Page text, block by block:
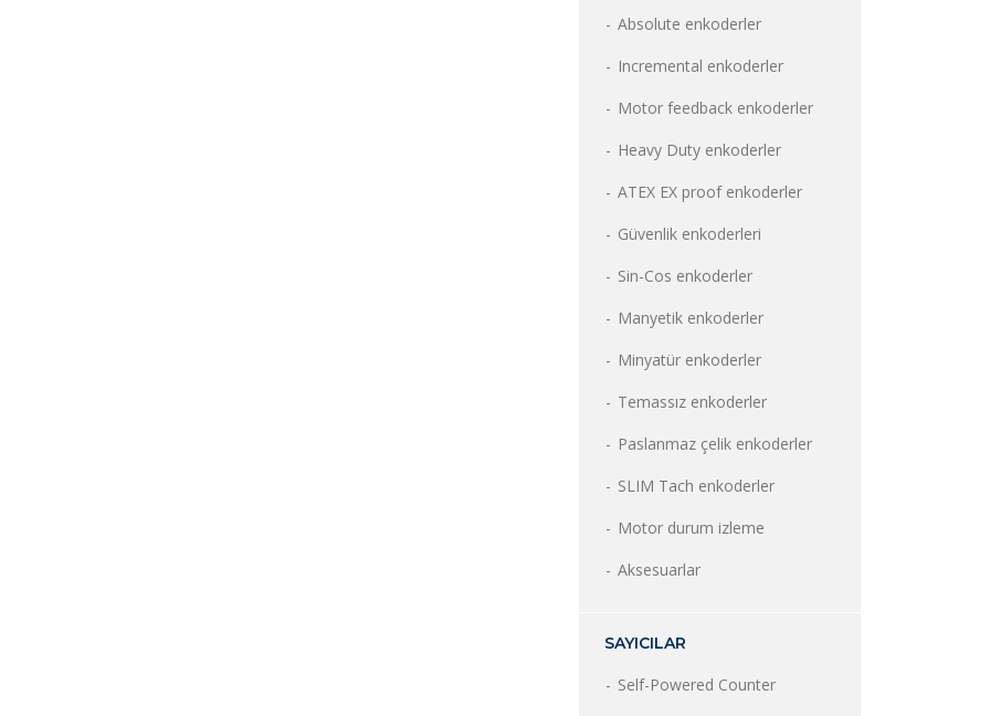
Absolute enkoderler
Incremental enkoderler
Motor feedback enkoderler
Heavy Duty enkoderler
ATEX EX proof enkoderler
Güvenlik enkoderleri
Sin-Cos enkoderler
Manyetik enkoderler
Minyatür enkoderler
Temassız enkoderler
Paslanmaz çelik enkoderler
SLIM Tach enkoderler
Motor durum izleme
Aksesuarlar
SAYICILAR
Self-Powered Counter